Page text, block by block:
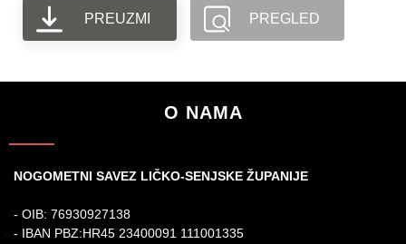
PREUZMI PREGLED
O NAMA
NOGOMETNI SAVEZ LIČKO-SENJSKE ŽUPANIJE
- OIB: 76930927138
- IBAN PBZ:HR45 23400091 111001335